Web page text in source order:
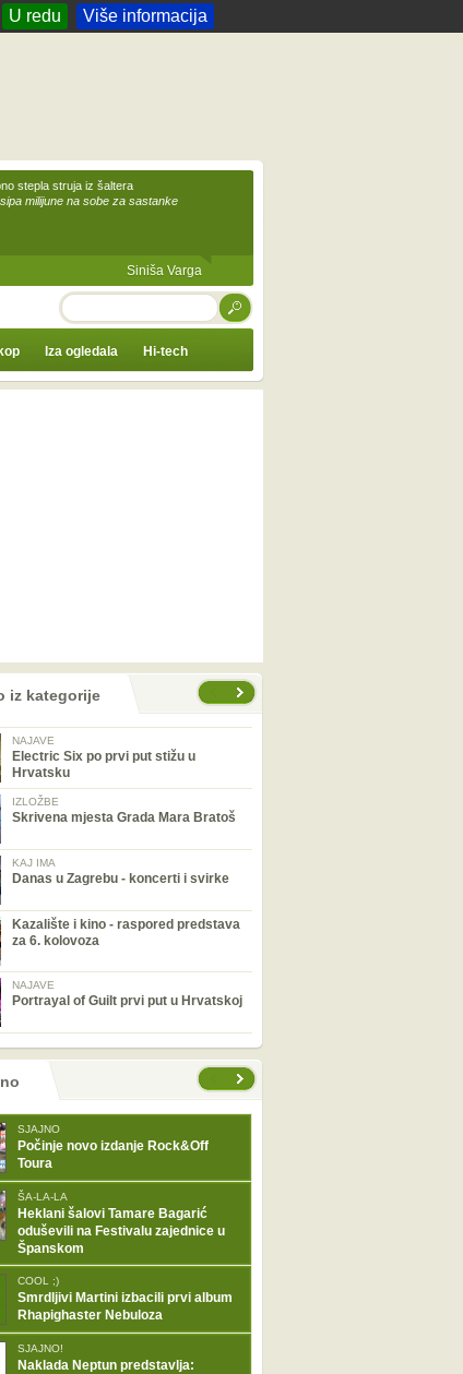
U redu Više informacija
stepla struja iz šaltera
milijune na sobe za sastanke
Siniša Varga
TRAŽI
Iza ogledala Hi-tech
iz kategorije
NAJAVE
Electric Six po prvi put stižu u
Hrvatsku
IZLOŽBE
Skrivena mjesta Grada Mara Bratoš
KAJ IMA
Danas u Zagrebu - koncerti i svirke
Kazalište i kino - raspored predstava
za 6. kolovoza
NAJAVE
Portrayal of Guilt prvi put u Hrvatskoj
SJAJNO
Počinje novo izdanje Rock&Off
Toura
ŠA-LA-LA
Heklani šalovi Tamare Bagarić
oduševili na Festivalu zajednice u
Španskom
COOL ;)
Smrdljivi Martini izbacili prvi album
Rhapighaster Nebuloza
SJAJNO!
Naklada Neptun predstavlja: